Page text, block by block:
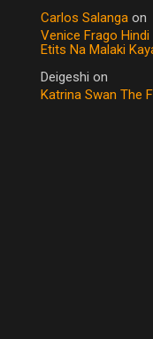
Carlos Salanga on
Venice Frago
Etits Na Malaki
Deigeshi on
Katrina Swan The